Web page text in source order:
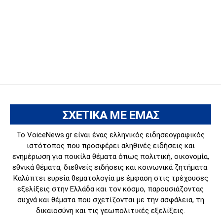
ΣΧΕΤΙΚΑ ΜΕ ΕΜΑΣ
Το VoiceNews.gr είναι ένας ελληνικός ειδησεογραφικός
ιστότοπος που προσφέρει αληθινές ειδήσεις και
ενημέρωση για ποικίλα θέματα όπως πολιτική, οικονομία,
εθνικά θέματα, διεθνείς ειδήσεις και κοινωνικά ζητήματα.
Καλύπτει ευρεία θεματολογία με έμφαση στις τρέχουσες
εξελίξεις στην Ελλάδα και τον κόσμο, παρουσιάζοντας
συχνά και θέματα που σχετίζονται με την ασφάλεια, τη
δικαιοσύνη και τις γεωπολιτικές εξελίξεις.